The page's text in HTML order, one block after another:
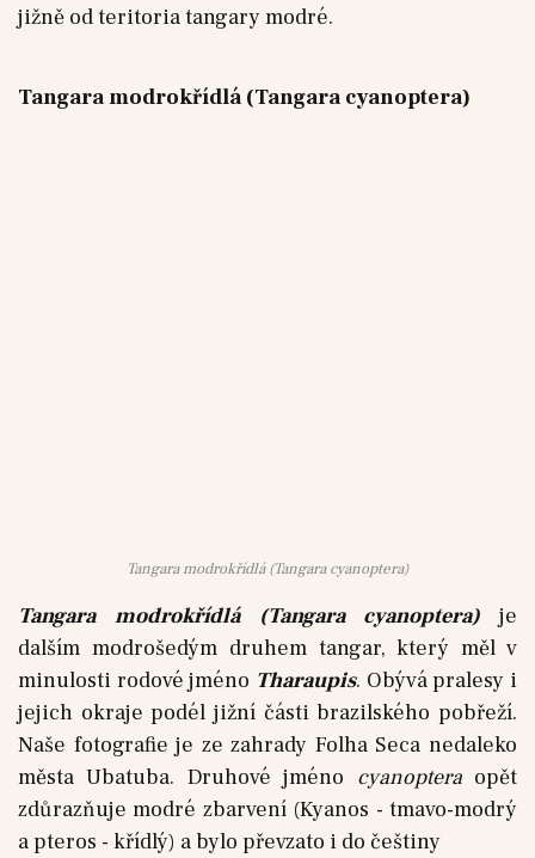
jižně od teritoria tangary modré.
Tangara modrokřídlá (Tangara cyanoptera)
Tangara modrokřídlá (Tangara cyanoptera)
Tangara modrokřídlá (Tangara cyanoptera) je
dalším modrošedým druhem tangar, který měl v
minulosti rodové jméno Tharaupis. Obývá pralesy i
jejich okraje podél jižní části brazilského pobřeží.
Naše fotografie je ze zahrady Folha Seca nedaleko
města Ubatuba. Druhové jméno cyanopteraopět
zdůrazňuje modré zbarvení (Kyanos - tmavo-modrý
a pteros - křídlý) a bylo převzato i do češtiny